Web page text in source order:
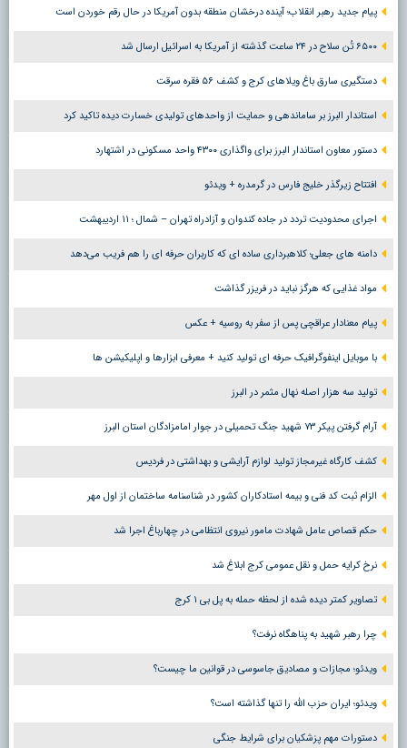
پیام جدید رهبر انقلاب؛ آینده درخشان منطقه بدون آمریکا در حال رقم خوردن است
۶۵۰۰ تُن سلاح در ۲۴ ساعت گذشته از آمریکا به اسرائیل ارسال شد
دستگیری سارق باغ ویلاهای کرج و کشف ۵۶ فقره سرقت
استاندار البرز بر ساماندهی و حمایت از واحدهای تولیدی خسارت دیده تاکید کرد
دستور معاون استاندار البرز برای واگذاری ۴۳۰۰ واحد مسکونی در اشتهارد
افتتاح زیرگذر خلیج فارس در گرمدره + ویدئو
اجرای محدودیت تردد در جاده کندوان و آزادراه تهران – شمال ؛ ١١ اردیبهشت
دامنه های جعلی؛ کلاهبرداری ساده ای که کاربران حرفه ای را هم فریب می‌دهد
مواد غذایی که هرگز نباید در فریزر گذاشت
پیام معنادار عراقچی پس از سفر به روسیه + عکس
با موبایل اینفوگرافیک حرفه ای تولید کنید + معرفی ابزارها و اپلیکیشن ها
تولید سه هزار اصله نهال مثمر در البرز
آرام گرفتن پیکر ۷۳ شهید جنگ تحمیلی در جوار امامزادگان استان البرز
کشف کارگاه غیرمجاز تولید لوازم آرایشی و بهداشتی در فردیس
الزام ثبت کد فنی و بیمه استادکاران کشور در شناسنامه ساختمان از اول مهر
حکم قصاص عامل شهادت مامور نیروی انتظامی در چهارباغ اجرا شد
نرخ کرایه حمل و نقل عمومی کرج ابلاغ شد
تصاویر کمتر دیده شده از لحظه حمله به پل بی ۱ کرج
چرا رهبر شهید به پناهگاه نرفت؟
ویدئو؛ مجازات و مصادیق جاسوسی در قوانین ما چیست؟
ویدئو؛ ایران حزب الله را تنها گذاشته است؟
دستورات مهم پزشکیان برای شرایط جنگی